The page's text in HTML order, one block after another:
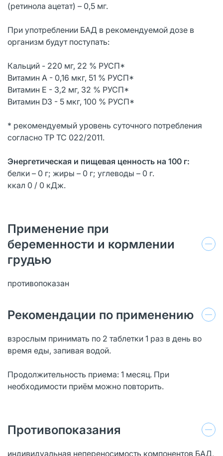
(ретинола ацетат) – 0,5 мг.
При употреблении БАД в рекомендуемой дозе в
организм будут поступать:
Кальций - 220 мг, 22 % РУСП*
Витамин А - 0,16 мкг, 51 % РУСП*
Витамин Е - 3,2 мг, 32 % РУСП*
Витамин D3 - 5 мкг, 100 % РУСП*
* рекомендуемый уровень суточного потребления
согласно ТР ТС 022/2011.
Энергетическая и пищевая ценность на 100 г:
белки – 0 г; жиры – 0 г; углеводы – 0 г.
ккал 0 / 0 кДж.
Применение при
беременности и кормлении
грудью
противопоказан
Рекомендации по применению
взрослым принимать по 2 таблетки 1 раз в день во
время еды, запивая водой.
Продолжительность приема: 1 месяц. При
необходимости приём можно повторить.
Противопоказания
индивидуальная непереносимость компонентов БАД,